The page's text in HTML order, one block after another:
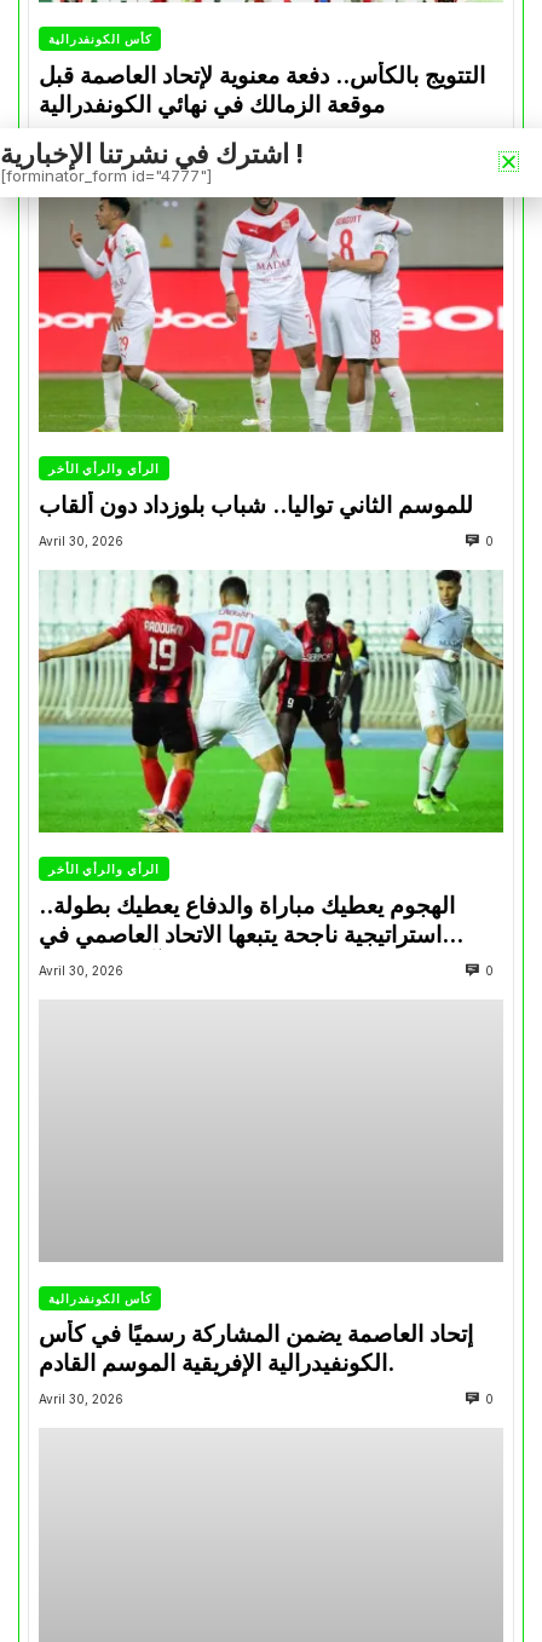
كأس الكونفدرالية
التتويج بالكأس.. دفعة معنوية لإتحاد العاصمة قبل
موقعة الزمالك في نهائي الكونفدرالية
Avril 30, 2026
الرأي والرأي الأخر
للموسم الثاني تواليا.. شباب بلوزداد دون ألقاب
Avril 30, 2026 0
الرأي والرأي الأخر
الهجوم يعطيك مباراة والدفاع يعطيك بطولة..
استراتيجية ناجحة يتبعها الاتحاد العاصمي في
تتويجاته آخر السنوات
Avril 30, 2026 0
كأس الكونفدرالية
إتحاد العاصمة يضمن المشاركة رسميًا في كأس
الكونفيدرالية الإفريقية الموسم القادم.
Avril 30, 2026 0
اشترك في نشرتنا الإخبارية !
[forminator_form id="4777"]